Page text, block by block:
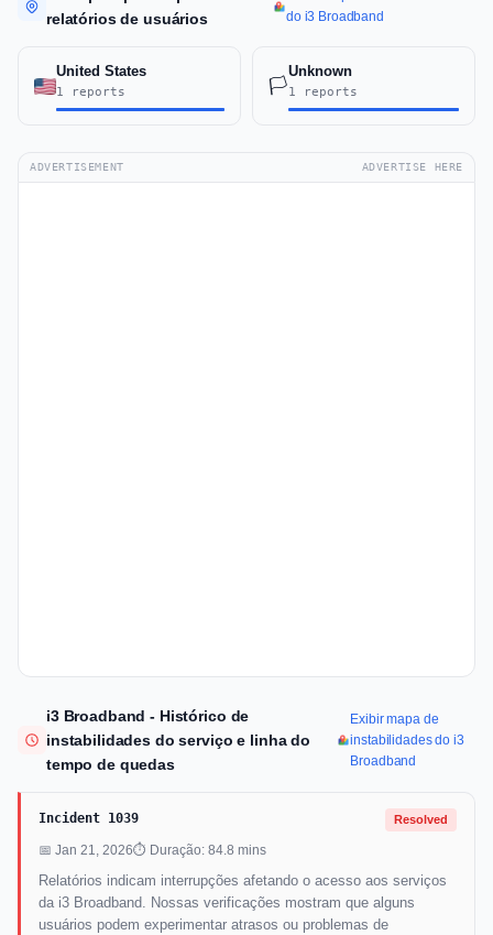
relatórios de usuários
do i3 Broadband
United States
1 reports 🏳️
Unknown
1 reports
ADVERTISEMENT ADVERTISE HERE
i3 Broadband - Histórico de
instabilidades do serviço e linha do
tempo de quedas
Exibir mapa de
instabilidades do i3
Broadband
Incident 1039 Resolved
📅 Jan 21, 2026⏱ Duração: 84.8 mins
Relatórios indicam interrupções afetando o acesso aos serviços
da i3 Broadband. Nossas verificações mostram que alguns
usuários podem experimentar atrasos ou problemas de